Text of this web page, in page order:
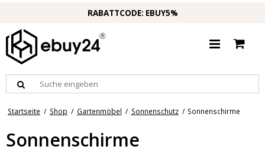
RABATTCODE: EBUY5%
Startseite / Shop / Gartenmöbel / Sonnenschutz / Sonnenschirme
Sonnenschirme